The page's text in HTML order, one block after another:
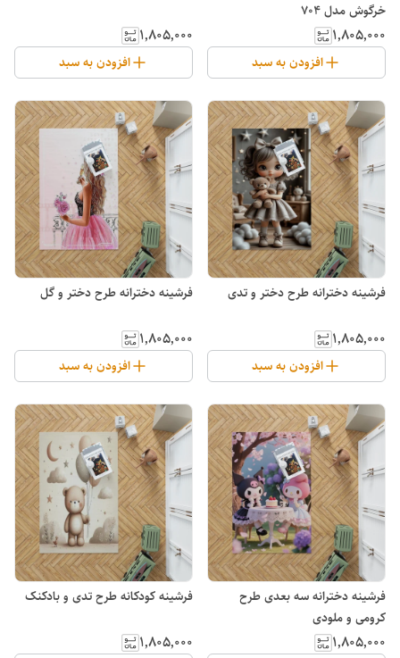
خرگوش مدل ۷۰۴
۱٬۸۰۵٬۰۰۰
افزودن به سبد
۱٬۸۰۵٬۰۰۰
افزودن به سبد
فرشینه دخترانه طرح دختر و تدی
۱٬۸۰۵٬۰۰۰
افزودن به سبد
فرشینه دخترانه طرح دختر و گل
۱٬۸۰۵٬۰۰۰
افزودن به سبد
فرشینه دخترانه سه بعدی طرح
کرومی و ملودی
۱٬۸۰۵٬۰۰۰
فرشینه کودکانه طرح تدی و بادکنک
۱٬۸۰۵٬۰۰۰